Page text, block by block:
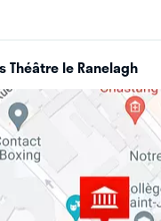
Théâtre le Ranelagh